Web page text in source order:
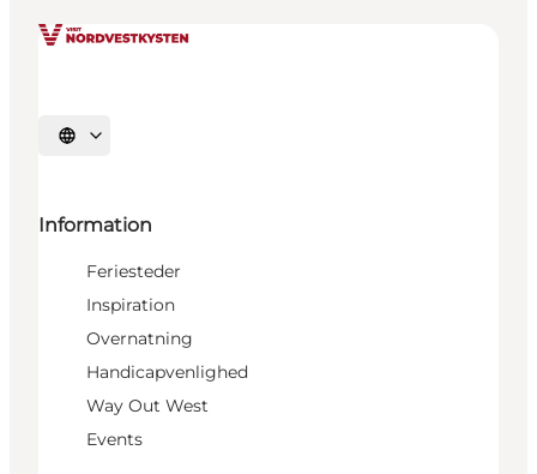
Vælg sprog
Information
Feriesteder
Inspiration
Overnatning
Handicapvenlighed
Way Out West
Events